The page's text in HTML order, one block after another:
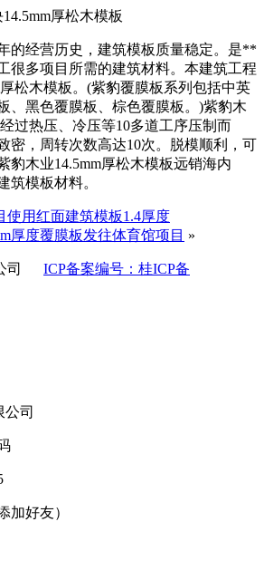
的经营历史，建筑模板质量稳定。是**
很多项目所需的建筑材料。本建筑工程
松木模板。(紫豹覆膜板系列包括中英
、黑色覆膜板、棕色覆膜板。)紫豹木
过热压、冷压等10多道工序压制而
密，周转次数高达10次。脱模顺利，可
豹木业14.5mm厚松木模板远销海内
筑模板材料。
使用红面建筑模板1.4厚度
厚度覆膜板发往体育馆项目 »
公司 ICP备案编号：桂ICP备
加好友）